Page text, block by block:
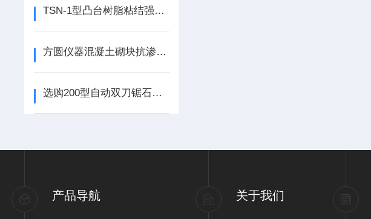
TSN-1型凸台树脂粘结强度试验装置
方圆仪器混凝土砌块抗渗试验装置说明书
选购200型自动双刀锯石机，自动双刀锯石机
产品导航 关于我们